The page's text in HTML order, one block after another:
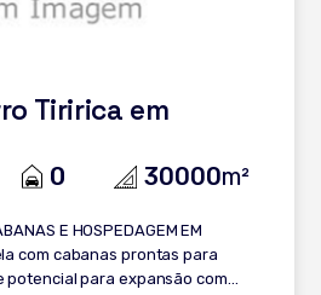
Tiririca em
0 30000m²
potencial para expansão com